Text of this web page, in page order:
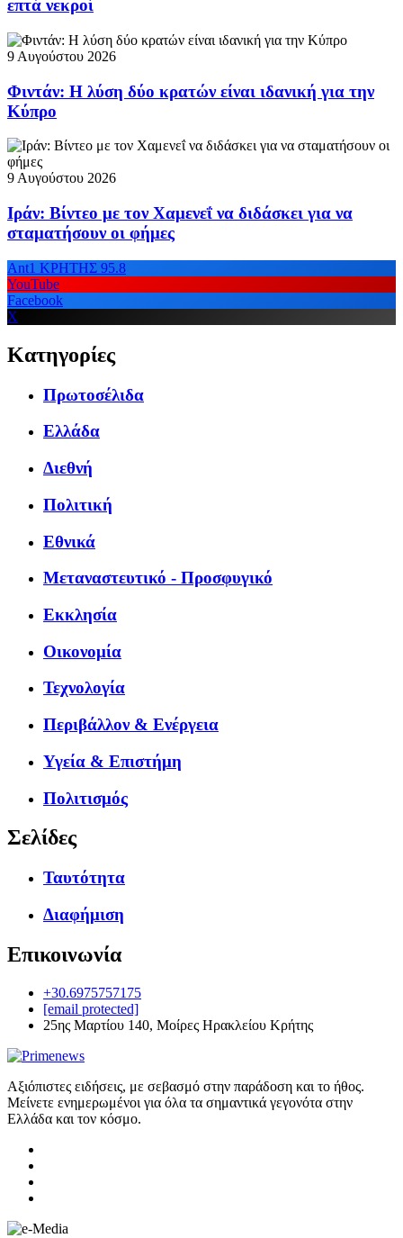
επτά νεκροί
9 Αυγούστου 2026
Φιντάν: Η λύση δύο κρατών είναι ιδανική για την
Κύπρο
9 Αυγούστου 2026
Ιράν: Βίντεο με τον Χαμενεΐ να διδάσκει για να
σταματήσουν οι φήμες
Ant1 ΚΡΗΤΗΣ 95.8
YouTube
Facebook
X
Κατηγορίες
Πρωτοσέλιδα
Ελλάδα
Διεθνή
Πολιτική
Εθνικά
Μεταναστευτικό - Προσφυγικό
Εκκλησία
Οικονομία
Τεχνολογία
Περιβάλλον & Ενέργεια
Υγεία & Επιστήμη
Πολιτισμός
Σελίδες
Ταυτότητα
Διαφήμιση
Επικοινωνία
+30.6975757175
[email protected]
25ης Μαρτίου 140, Μοίρες Ηρακλείου Κρήτης
Αξιόπιστες ειδήσεις, με σεβασμό στην παράδοση και το ήθος.
Μείνετε ενημερωμένοι για όλα τα σημαντικά γεγονότα στην
Ελλάδα και τον κόσμο.